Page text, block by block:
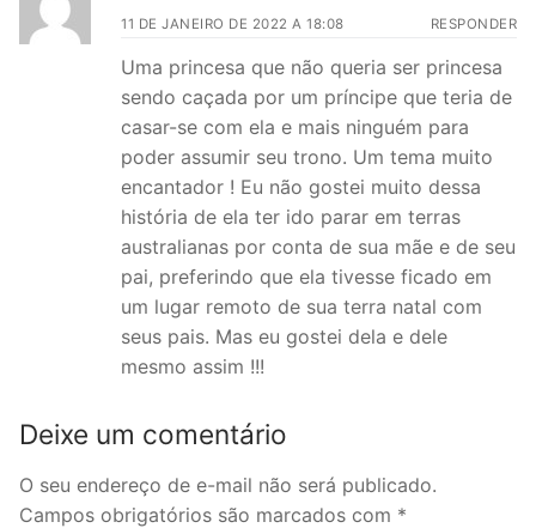
11 DE JANEIRO DE 2022 A 18:08 RESPONDER
Uma princesa que não queria ser princesa
sendo caçada por um príncipe que teria de
casar-se com ela e mais ninguém para
poder assumir seu trono. Um tema muito
encantador ! Eu não gostei muito dessa
história de ela ter ido parar em terras
australianas por conta de sua mãe e de seu
pai, preferindo que ela tivesse ficado em
um lugar remoto de sua terra natal com
seus pais. Mas eu gostei dela e dele
mesmo assim !!!
Deixe um comentário
O seu endereço de e-mail não será publicado.
Campos obrigatórios são marcados com *